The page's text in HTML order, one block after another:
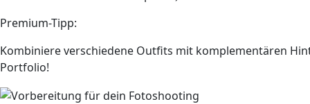
Premium-Tipp:
Kombiniere verschiedene Outfits mit komplementären
Portfolio!